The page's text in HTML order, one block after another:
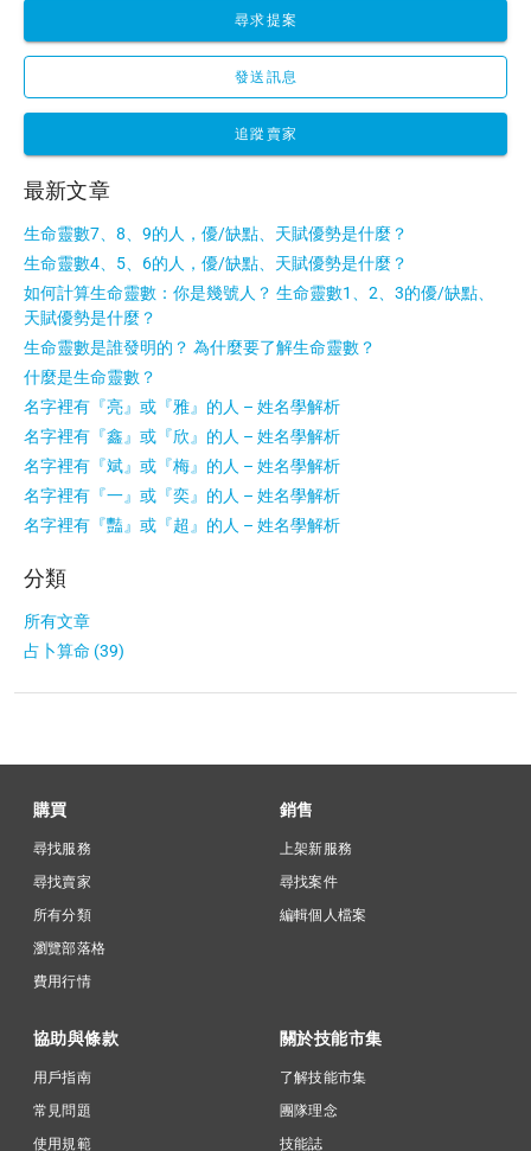
尋求提案
發送訊息
追蹤賣家
最新文章
生命靈數7、8、9的人，優/缺點、天賦優勢是什麼？
生命靈數4、5、6的人，優/缺點、天賦優勢是什麼？
如何計算生命靈數：你是幾號人？ 生命靈數1、2、3的優/缺點、
天賦優勢是什麼？
生命靈數是誰發明的？ 為什麼要了解生命靈數？
什麼是生命靈數？
名字裡有『亮』或『雅』的人 – 姓名學解析
名字裡有『鑫』或『欣』的人 – 姓名學解析
名字裡有『斌』或『梅』的人 – 姓名學解析
名字裡有『一』或『奕』的人 – 姓名學解析
名字裡有『豔』或『超』的人 – 姓名學解析
分類
所有文章
占卜算命 (39)
購買
尋找服務
尋找賣家
所有分類
瀏覽部落格
費用行情
銷售
上架新服務
尋找案件
編輯個人檔案
協助與條款
用戶指南
常見問題
使用規範
關於技能市集
了解技能市集
團隊理念
技能誌